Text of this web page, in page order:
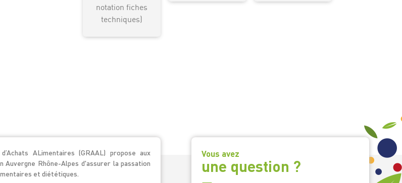
notation fiches
techniques)
ALimentaires (GRAAL) propose aux
Auvergne Rhône-Alpes d'assurer la passation
et diététiques.
Vous avez
une question ?